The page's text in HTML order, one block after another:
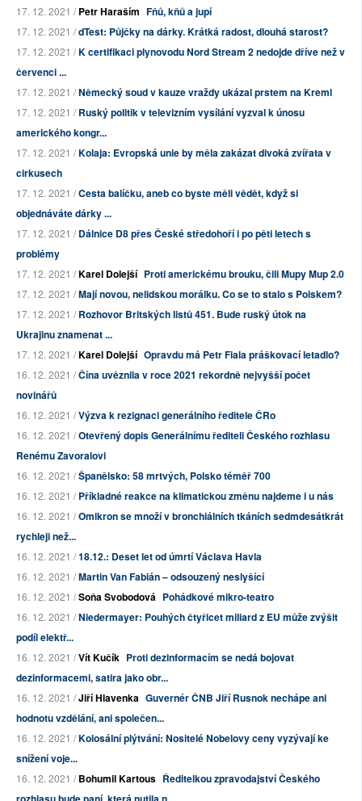
17. 12. 2021 /Petr Haraším Fňů, kňů a jupí
17. 12. 2021 /dTest: Půjčky na dárky. Krátká radost, dlouhá starost?
17. 12. 2021 /K certifikaci plynovodu Nord Stream 2 nedojde dříve než v
červenci ...
17. 12. 2021 /Německý soud v kauze vraždy ukázal prstem na Kreml
17. 12. 2021 /Ruský politik v televizním vysílání vyzval k únosu
amerického kongr...
17. 12. 2021 /Kolaja: Evropská unie by měla zakázat divoká zvířata v
cirkusech
17. 12. 2021 /Cesta balíčku, aneb co byste měli vědět, když si
objednáváte dárky ...
17. 12. 2021 /Dálnice D8 přes České středohoří i po pěti letech s
problémy
17. 12. 2021 /Karel Dolejší Proti americkému brouku, čili Mupy Mup 2.0
17. 12. 2021 /Mají novou, nelidskou morálku. Co se to stalo s Polskem?
17. 12. 2021 /Rozhovor Britských listů 451. Bude ruský útok na
Ukrajinu znamenat ...
17. 12. 2021 /Karel Dolejší Opravdu má Petr Fiala práškovací letadlo?
16. 12. 2021 /Čína uvěznila v roce 2021 rekordně nejvyšší počet
novinářů
16. 12. 2021 /Výzva k rezignaci generálního ředitele ČRo
16. 12. 2021 /Otevřený dopis Generálnímu řediteli Českého rozhlasu
Renému Zavoralovi
16. 12. 2021 /Španělsko: 58 mrtvých, Polsko téměř 700
16. 12. 2021 /Příkladné reakce na klimatickou změnu najdeme i u nás
16. 12. 2021 /Omikron se množí v bronchiálních tkáních sedmdesátkrát
rychleji než...
16. 12. 2021 /18.12.: Deset let od úmrtí Václava Havla
16. 12. 2021 /Martin Van Fabián – odsouzený neslyšící
16. 12. 2021 /Soňa Svobodová Pohádkové mikro-teatro
16. 12. 2021 /Niedermayer: Pouhých čtyřicet miliard z EU může zvýšit
podíl elektř...
16. 12. 2021 /Vít Kučík Proti dezinformacím se nedá bojovat
dezinformacemi, satira jako obr...
16. 12. 2021 /Jiří Hlavenka Guvernér ČNB Jiří Rusnok nechápe ani
hodnotu vzdělání, ani společen...
16. 12. 2021 /Kolosální plýtvání: Nositelé Nobelovy ceny vyzývají ke
snížení voje...
16. 12. 2021 /Bohumil Kartous Ředitelkou zpravodajství Českého